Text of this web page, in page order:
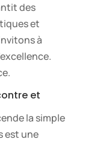
des
et
à
et
la simple
est une